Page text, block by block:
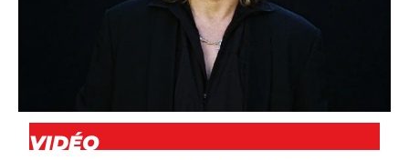
DJS,NEWS
VIDÉO
VIDÉO